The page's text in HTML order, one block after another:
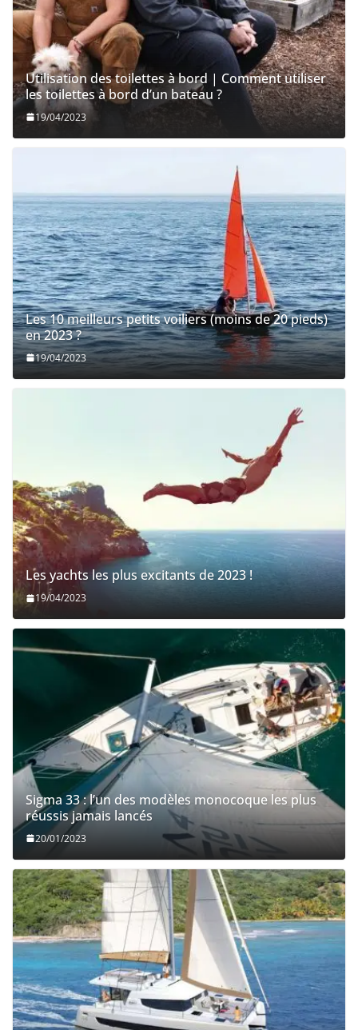
Utilisation des toilettes à bord | Comment utiliser
les toilettes à bord d’un bateau ?
19/04/2023
Les 10 meilleurs petits voiliers (moins de 20 pieds)
en 2023 ?
19/04/2023
Les yachts les plus excitants de 2023 !
19/04/2023
Sigma 33 : l’un des modèles monocoque les plus
réussis jamais lancés
20/01/2023